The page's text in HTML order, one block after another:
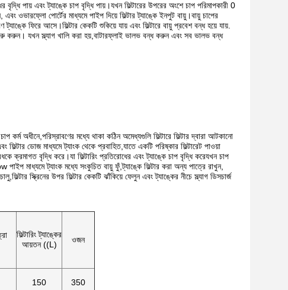
বৃদ্ধি পায় এবং ট্যাঙ্কে চাপ বৃদ্ধি পায়।যখন ফিল্টারের উপরের অংশে চাপ পরিমাপকারী 0
ওভারফ্লো পোর্টের মাধ্যমে পাইপ দিয়ে ফিল্টার ট্যাঙ্কে ইনপুট বায়ু।বায়ু চাপের
ফিরে আসে।ফিল্টার কেকটি শুকিয়ে যায় এবং ফিল্টারে বায়ু প্রবেশ বন্ধ হয়ে যায়.
করুন। যখন স্ল্যাগ খালি করা হয়,বাটারফ্লাই ভালভ বন্ধ করুন এবং সব ভালভ বন্ধ
কর্ম অধীনে,পরিস্রাবণের মধ্যে থাকা কঠিন অমেধ্যগুলি ফিল্টারে ফিল্টার দ্বারা আটকানো
ডোজ মাধ্যমে ট্যাংক থেকে প্রবাহিত,যাতে একটি পরিষ্কার ফিল্টারেট পাওয়া
ক্রমাগত বৃদ্ধি করে।যা ফিল্টারিং প্রতিরোধের এবং ট্যাঙ্কে চাপ বৃদ্ধি করেযখন চাপ
মাধ্যমে ট্যাংক মধ্যে সংকুচিত বায়ু ফুঁ,ট্যাঙ্কে ফিল্টার করা অন্য পাত্রে রাখুন,
স্ক্রিনের উপর ফিল্টার কেকটি ঝাঁকিয়ে ফেলুন এবং ট্যাঙ্কের নীচে স্ল্যাগ ডিসচার্জ
ফিল্টারিং ট্যাঙ্কের
আয়তন ((L)
ওজন
150 350